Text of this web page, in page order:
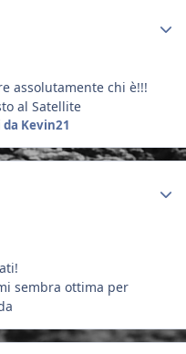
assolutamente chi è!!!
al Satellite
da Kevin21
sembra ottima per